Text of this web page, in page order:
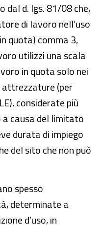
dal d. lgs. 81/08 che,
di lavoro nell’uso
quota) comma 3,
utilizzi una scala
in quota solo nei
attrezzature (per
considerate più
causa del limitato
durata di impiego
del sito che non può
spesso
determinate a
d’uso, in